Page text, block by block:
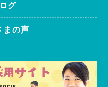
グ
まの声